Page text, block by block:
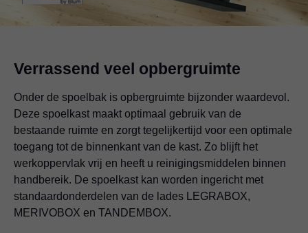
Verrassend veel opbergruimte
Onder de spoelbak is opbergruimte bijzonder waardevol.
Deze spoelkast maakt optimaal gebruik van de
bestaande ruimte en zorgt tegelijkertijd voor een optimale
toegang tot de binnenkant van de kast. Zo blijft het
werkoppervlak vrij en heeft u reinigingsmiddelen binnen
handbereik. De spoelkast kan worden ingericht met
standaardonderdelen van de lades LEGRABOX,
MERIVOBOX en TANDEMBOX.